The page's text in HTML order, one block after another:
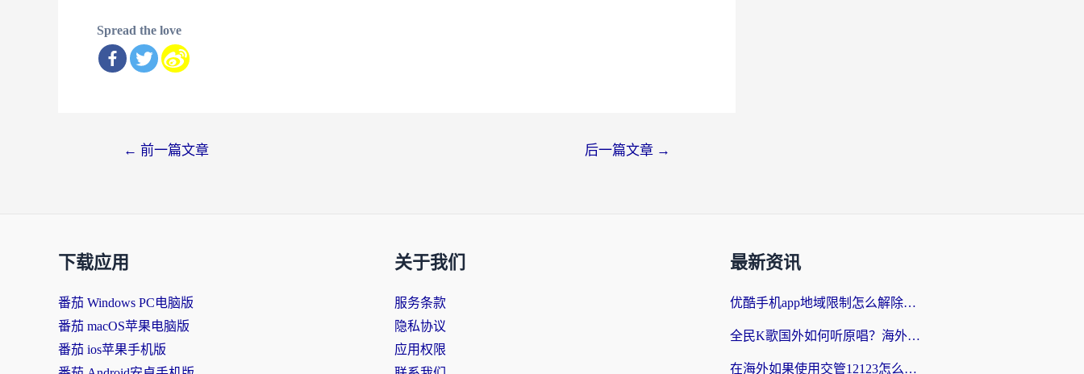
Spread the love
← 前一篇文章 后一篇文章 →
下载应用
番茄 Windows PC电脑版
番茄 macOS苹果电脑版
番茄 ios苹果手机版
关于我们
服务条款
隐私协议
应用权限
最新资讯
优酷手机app地域限制怎么解除？海外党亲测有效的追剧方案
全民K歌国外如何听原唱？海外党亲测有效的回国加速器选择指南
在海外如果使用交管12123怎么处理？留学生亲测有效的回国加速方案